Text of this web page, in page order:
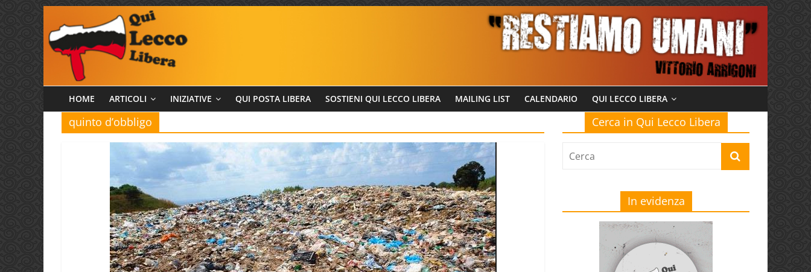
contenuto
Qui
Lecco
Libera
HOME ARTICOLI INIZIATIVE QUI POSTA LIBERA SOSTIENI QUI LECCO LIBERA MAILING LIST CALENDARIO QUI LECCO LIBERA
quinto d’obbligo Cerca in Qui Lecco Libera
In evidenza